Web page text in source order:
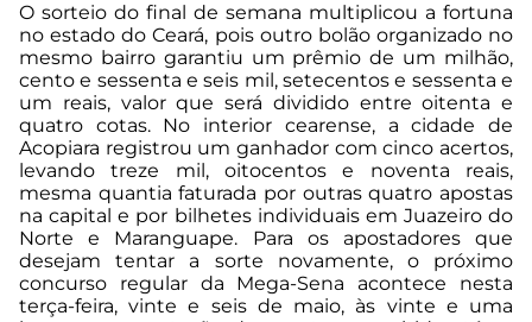
O sorteio do final de semana multiplicou a fortuna
no estado do Ceará, pois outro bolão organizado no
mesmo bairro garantiu um prêmio de um milhão,
cento e sessenta e seis mil, setecentos e sessenta e
um reais, valor que será dividido entre oitenta e
quatro cotas. No interior cearense, a cidade de
Acopiara registrou um ganhador com cinco acertos,
levando treze mil, oitocentos e noventa reais,
mesma quantia faturada por outras quatro apostas
na capital e por bilhetes individuais em Juazeiro do
Norte e Maranguape. Para os apostadores que
desejam tentar a sorte novamente, o próximo
concurso regular da Mega-Sena acontece nesta
terça-feira, vinte e seis de maio, às vinte e uma